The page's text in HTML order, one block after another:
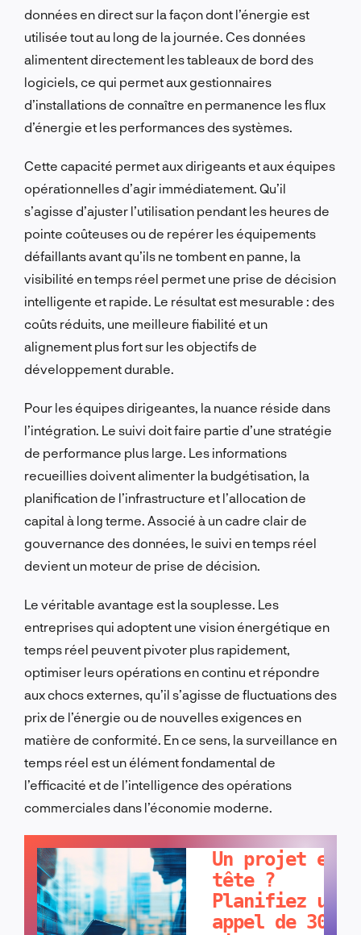
données en direct sur la façon dont l’énergie est
utilisée tout au long de la journée. Ces données
alimentent directement les tableaux de bord des
logiciels, ce qui permet aux gestionnaires
d’installations de connaître en permanence les flux
d’énergie et les performances des systèmes.
Cette capacité permet aux dirigeants et aux équipes
opérationnelles d’agir immédiatement. Qu’il
s’agisse d’ajuster l’utilisation pendant les heures de
pointe coûteuses ou de repérer les équipements
défaillants avant qu’ils ne tombent en panne, la
visibilité en temps réel permet une prise de décision
intelligente et rapide. Le résultat est mesurable : des
coûts réduits, une meilleure fiabilité et un
alignement plus fort sur les objectifs de
développement durable.
Pour les équipes dirigeantes, la nuance réside dans
l’intégration. Le suivi doit faire partie d’une stratégie
de performance plus large. Les informations
recueillies doivent alimenter la budgétisation, la
planification de l’infrastructure et l’allocation de
capital à long terme. Associé à un cadre clair de
gouvernance des données, le suivi en temps réel
devient un moteur de prise de décision.
Le véritable avantage est la souplesse. Les
entreprises qui adoptent une vision énergétique en
temps réel peuvent pivoter plus rapidement,
optimiser leurs opérations en continu et répondre
aux chocs externes, qu’il s’agisse de fluctuations des
prix de l’énergie ou de nouvelles exigences en
matière de conformité. En ce sens, la surveillance en
temps réel est un élément fondamental de
l’efficacité et de l’intelligence des opérations
commerciales dans l’économie moderne.
Un projet en
tête ?
Planifiez un
appel de 30